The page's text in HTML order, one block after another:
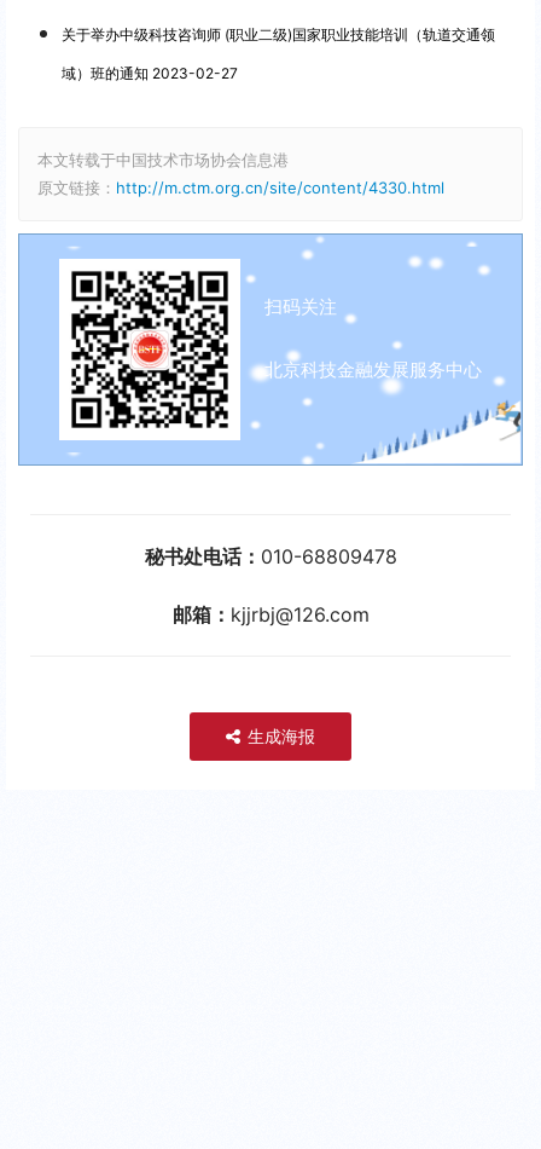
关于举办中级科技咨询师 (职业二级)国家职业技能培训（轨道交通领
域）班的通知 2023-02-27
本文转载于中国技术市场协会信息港
原文链接： http://m.ctm.org.cn/site/content/4330.html
扫码关注
北京科技金融发展服务中心
秘书处电话： 010-68809478
邮箱： kjjrbj@126.com
生成海报